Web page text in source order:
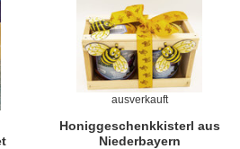
Honiggeschenkkisterl aus
Niederbayern
ausverkauft